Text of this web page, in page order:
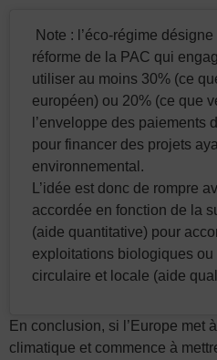
Note : l’éco-régime
réforme de la PAC qui
utiliser au moins 30% (ce
européen) ou 20% (ce que
l’enveloppe des paiements
pour financer des projets
environnemental.
L’idée est donc de rompre
accordée en fonction de la
(aide quantitative) pour
exploitations biologiques ou
circulaire et locale (aide
En conclusion, si l’Europe met
climatique et commence à